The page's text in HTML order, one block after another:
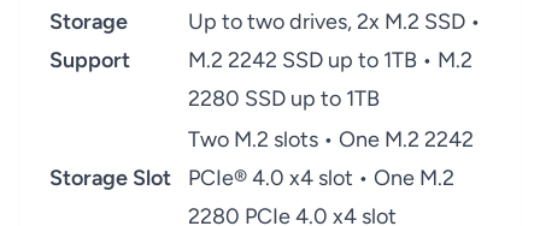
Storage
Support
Up to two drives, 2x M.2 SSD •
M.2 2242 SSD up to 1TB • M.2
2280 SSD up to 1TB
Storage Slot
Two M.2 slots • One M.2 2242
PCIe® 4.0 x4 slot • One M.2
2280 PCIe 4.0 x4 slot